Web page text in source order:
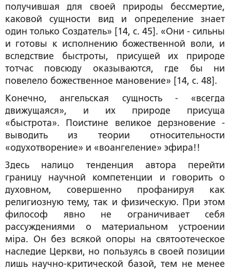
получившая для своей природы бессмертие,
каковой сущности вид и определение знает
один только Создатель» [14, с. 45]. «Они - сильны
и готовы к исполнению божественной воли, и
вследствие быстроты, присущей их природе
тотчас повсюду оказываются, где бы ни
повелело божественное мановение» [14, с. 48].
Конечно, ангельская сущность - «всегда
движущаяся», и их природе присуща
«быстрота». Поистине великое дерзновение -
выводить из теории относительности
«одухотворение» и «воангеление» эфира!!
Здесь налицо тенденция автора перейти
границу научной компетенции и говорить о
духовном, совершенно профанируя как
религиозную тему, так и физическую. При этом
философ явно не ограничивает себя
рассуждениями о материальном устроении
мiра. Он без всякой опоры на святоотеческое
наследие Церкви, но пользуясь в своей позиции
лишь научно-критической базой, тем не менее